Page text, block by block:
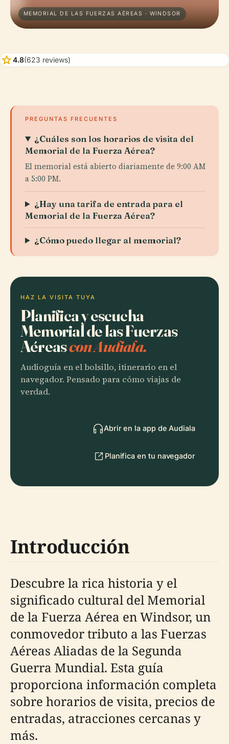
MEMORIAL DE LAS FUERZAS AÉREAS · WINDSOR
star4.8(623 reviews)
PREGUNTAS FRECUENTES
¿Cuáles son los horarios de visita del
Memorial de la Fuerza Aérea?
El memorial está abierto diariamente de 9:00 AM
a 5:00 PM.
¿Hay una tarifa de entrada para el
Memorial de la Fuerza Aérea?
¿Cómo puedo llegar al memorial?
HAZ LA VISITA TUYA
Planifica y escucha
Memorial de las Fuerzas
Aéreascon Audiala.
Audioguía en el bolsillo, itinerario en el
navegador. Pensado para cómo viajas de
verdad.
Abrir en la app de Audiala
Planifica en tu navegador
Introducción
Descubre la rica historia y el
significado cultural del Memorial
de la Fuerza Aérea en Windsor, un
conmovedor tributo a las Fuerzas
Aéreas Aliadas de la Segunda
Guerra Mundial. Esta guía
proporciona información completa
sobre horarios de visita, precios de
entradas, atracciones cercanas y
más.